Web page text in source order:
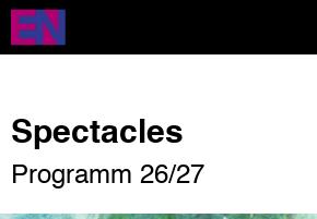
Direkt
zum
Inhalt
Spectacles
Programm 26/27